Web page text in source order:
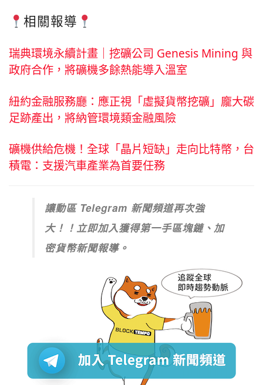
相關報導
瑞典環境永續計畫｜挖礦公司 Genesis Mining 與
政府合作，將礦機多餘熱能導入溫室
紐約金融服務廳：應正視「虛擬貨幣挖礦」龐大碳
足跡產出，將納管環境類金融風險
礦機供給危機！全球「晶片短缺」走向比特幣，台
積電：支援汽車產業為首要任務
讓動區 Telegram 新聞頻道再次強
大！！立即加入獲得第一手區塊鏈、加
密貨幣新聞報導。